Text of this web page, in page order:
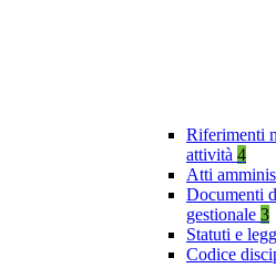
Riferimenti
attività 4
Atti
Documenti
gestionale 3
Statuti e
Codice